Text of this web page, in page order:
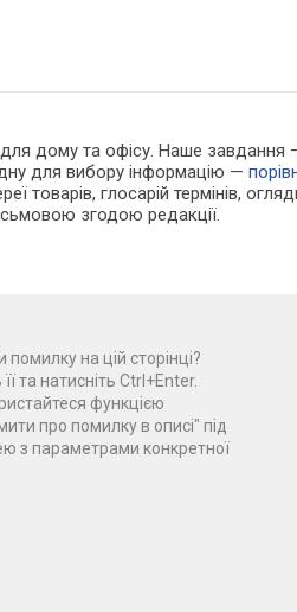
дому та офісу. Наше завдання
для вибору інформацію —
товарів, глосарій термінів,
згодою редакції.
на цій сторінці?
її та натисніть Ctrl+Enter.
функцією
про помилку в описі" під
з параметрами конкретної